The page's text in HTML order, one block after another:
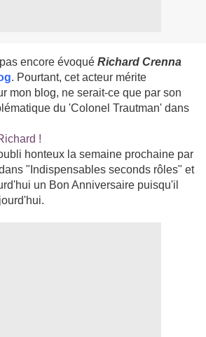
encore évoqué Richard Crenna
. Pourtant, cet acteur mérite
mon blog, ne serait-ce que par son
du 'Colonel Trautman' dans
honteux la semaine prochaine par
"Indispensables seconds rôles" et
un Bon Anniversaire puisqu'il